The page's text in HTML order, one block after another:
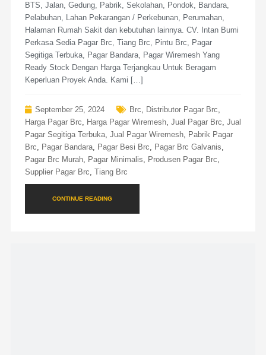
BTS, Jalan, Gedung, Pabrik, Sekolahan, Pondok, Bandara,
Pelabuhan, Lahan Pekarangan / Perkebunan, Perumahan,
Halaman Rumah Sakit dan kebutuhan lainnya. CV. Intan Bumi
Perkasa Sedia Pagar Brc, Tiang Brc, Pintu Brc, Pagar
Segitiga Terbuka, Pagar Bandara, Pagar Wiremesh Yang
Ready Stock Dengan Harga Terjangkau Untuk Beragam
Keperluan Proyek Anda. Kami […]
September 25, 2024 Brc, Distributor Pagar Brc,
Harga Pagar Brc, Harga Pagar Wiremesh, Jual Pagar Brc, Jual
Pagar Segitiga Terbuka, Jual Pagar Wiremesh, Pabrik Pagar
Brc, Pagar Bandara, Pagar Besi Brc, Pagar Brc Galvanis,
Pagar Brc Murah, Pagar Minimalis, Produsen Pagar Brc,
Supplier Pagar Brc, Tiang Brc
CONTINUE READING